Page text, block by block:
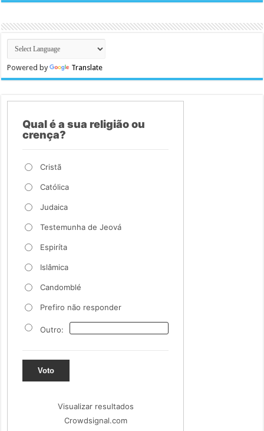
Powered by Translate
Qual é a sua religião ou
crença?
Cristã
Católica
Judaica
Testemunha de Jeová
Espiríta
Islâmica
Candomblé
Prefiro não responder
Outro:
Voto
Visualizar resultados
Crowdsignal.com